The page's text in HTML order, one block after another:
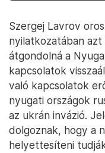
Szergej Lavrov
nyilatkozatában
átgondolná a
kapcsolatok
való kapcsolatok
nyugati országok
az ukrán invázió.
dolgoznak, hogy a
helyettesíteni